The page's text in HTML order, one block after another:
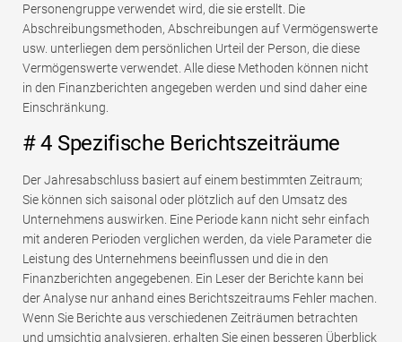
Personengruppe verwendet wird, die sie erstellt. Die
Abschreibungsmethoden, Abschreibungen auf Vermögenswerte
usw. unterliegen dem persönlichen Urteil der Person, die diese
Vermögenswerte verwendet. Alle diese Methoden können nicht
in den Finanzberichten angegeben werden und sind daher eine
Einschränkung.
# 4 Spezifische Berichtszeiträume
Der Jahresabschluss basiert auf einem bestimmten Zeitraum;
Sie können sich saisonal oder plötzlich auf den Umsatz des
Unternehmens auswirken. Eine Periode kann nicht sehr einfach
mit anderen Perioden verglichen werden, da viele Parameter die
Leistung des Unternehmens beeinflussen und die in den
Finanzberichten angegebenen. Ein Leser der Berichte kann bei
der Analyse nur anhand eines Berichtszeitraums Fehler machen.
Wenn Sie Berichte aus verschiedenen Zeiträumen betrachten
und umsichtig analysieren, erhalten Sie einen besseren Überblick